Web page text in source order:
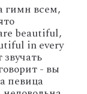
гимн всем,
beautiful,
in every
- вы
певица